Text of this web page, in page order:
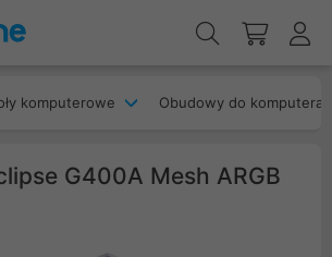
komputerowe Obudowy do komputera
G400A Mesh ARGB